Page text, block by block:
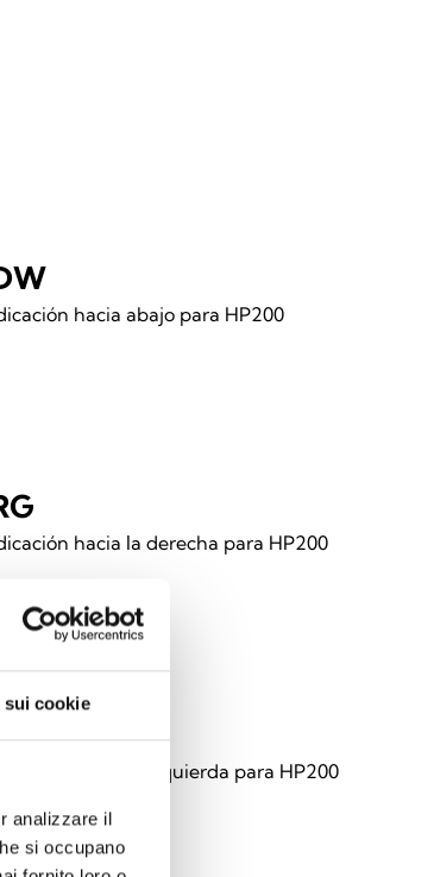
cookie
analizzare il
si occupano
hacia abajo para HP200
hacia la derecha para HP200
hacia la izquierda para HP200